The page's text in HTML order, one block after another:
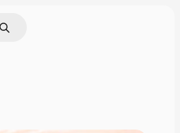
Bild suchen
Suchen